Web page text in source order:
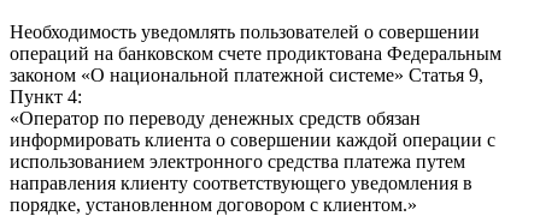
Необходимость уведомлять пользователей о совершении
операций на банковском счете продиктована Федеральным
законом «О национальной платежной системе» Статья 9,
Пункт 4:
«Оператор по переводу денежных средств обязан
информировать клиента о совершении каждой операции с
использованием электронного средства платежа путем
направления клиенту соответствующего уведомления в
порядке, установленном договором с клиентом.»